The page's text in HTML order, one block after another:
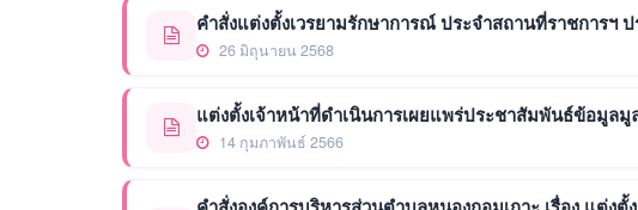
คำสั่งแต่งตั้งเวรยามรักษาการณ์ ประจำสถานที่ราชการฯ
26 มิถุนายน 2568
แต่งตั้งเจ้าหน้าที่ดำเนินการเผยแพร่ประชาสัมพันธ์ข้อมูลมู
14 กุมภาพันธ์ 2566